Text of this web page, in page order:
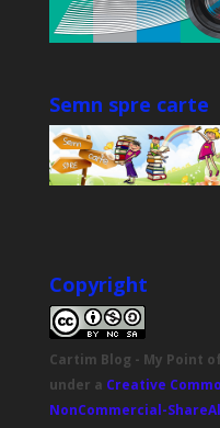
Semn spre carte
Copyright
Cartim Blog - My Point
under a Creative
NonCommercial-